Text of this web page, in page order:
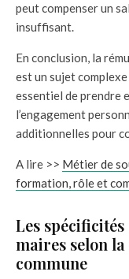
peut compenser un
insuffisant.
En conclusion, la
est un sujet
essentiel de prendre
l’engagement
additionnelles pour
A lire >> Métier de
formation, rôle et
Les
maires selon
commune